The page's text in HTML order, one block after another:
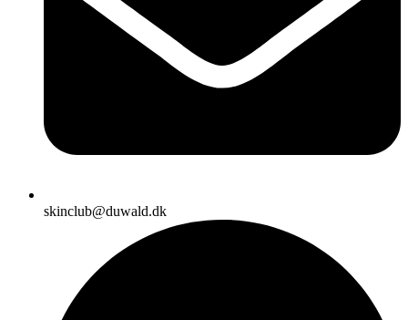
skinclub@duwald.dk